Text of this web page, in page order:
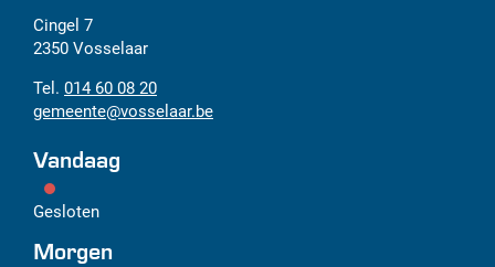
Adres
Cingel 7
2350 Vosselaar
Tel.
014 60 08 20
E-
mail
gemeente@vosselaar.be
Vandaag
Gesloten
Morgen